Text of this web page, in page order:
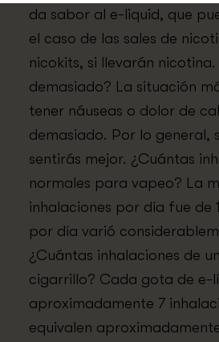
da sabor al e-liquid, que
el caso de las sales de
nicokits, si llevarán
demasiado? La situación
tener náuseas o dolor de
demasiado. Por lo general,
sentirás mejor. ¿Cuántas
normales para vapeo? La
inhalaciones por día fue de
por día varió
¿Cuántas inhalaciones de
cigarrillo? Cada gota de e-
aproximadamente 7
equivalen